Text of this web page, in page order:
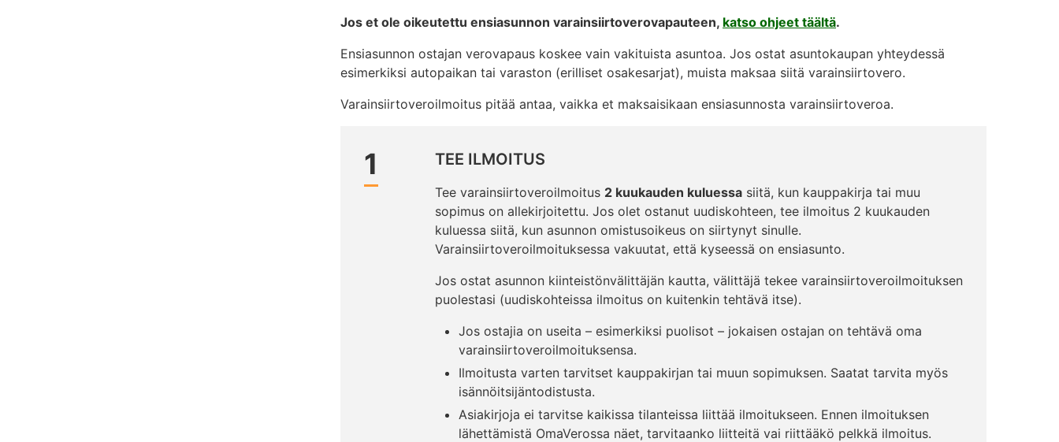
Jos et ole oikeutettu ensiasunnon varainsiirtoverovapauteen, katso ohjeet täältä.
Ensiasunnon ostajan verovapaus koskee vain vakituista asuntoa. Jos ostat asuntokaupan yhteydessä
esimerkiksi autopaikan tai varaston (erilliset osakesarjat), muista maksaa siitä varainsiirtovero.
Varainsiirtoveroilmoitus pitää antaa, vaikka et maksaisikaan ensiasunnosta varainsiirtoveroa.
1 TEE ILMOITUS
Tee varainsiirtoveroilmoitus 2 kuukauden kuluessa siitä, kun kauppakirja tai muu
sopimus on allekirjoitettu. Jos olet ostanut uudiskohteen, tee ilmoitus 2 kuukauden
kuluessa siitä, kun asunnon omistusoikeus on siirtynyt sinulle.
Varainsiirtoveroilmoituksessa vakuutat, että kyseessä on ensiasunto.
Jos ostat asunnon kiinteistönvälittäjän kautta, välittäjä tekee varainsiirtoveroilmoituksen
puolestasi (uudiskohteissa ilmoitus on kuitenkin tehtävä itse).
Jos ostajia on useita – esimerkiksi puolisot – jokaisen ostajan on tehtävä oma
varainsiirtoveroilmoituksensa.
Ilmoitusta varten tarvitset kauppakirjan tai muun sopimuksen. Saatat tarvita myös
isännöitsijäntodistusta.
Asiakirjoja ei tarvitse kaikissa tilanteissa liittää ilmoitukseen. Ennen ilmoituksen
lähettämistä OmaVerossa näet, tarvitaanko liitteitä vai riittääkö pelkkä ilmoitus.